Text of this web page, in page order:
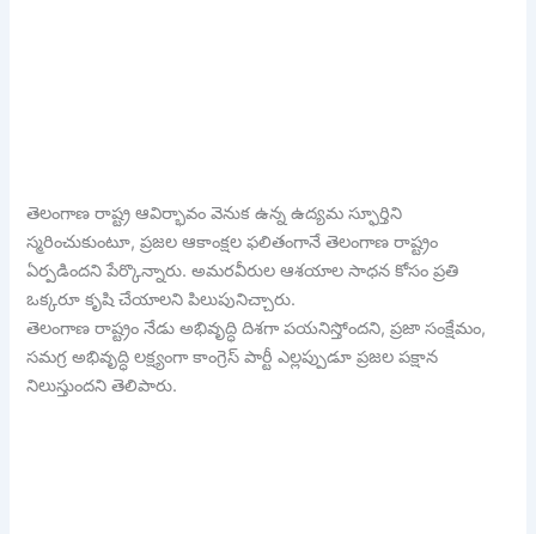
తెలంగాణ రాష్ట్ర ఆవిర్భావం వెనుక ఉన్న ఉద్యమ స్ఫూర్తిని
స్మరించుకుంటూ, ప్రజల ఆకాంక్షల ఫలితంగానే తెలంగాణ రాష్ట్రం
ఏర్పడిందని పేర్కొన్నారు. అమరవీరుల ఆశయాల సాధన కోసం ప్రతి
ఒక్కరూ కృషి చేయాలని పిలుపునిచ్చారు.
తెలంగాణ రాష్ట్రం నేడు అభివృద్ధి దిశగా పయనిస్తోందని, ప్రజా సంక్షేమం,
సమగ్ర అభివృద్ధి లక్ష్యంగా కాంగ్రెస్ పార్టీ ఎల్లప్పుడూ ప్రజల పక్షాన
నిలుస్తుందని తెలిపారు.